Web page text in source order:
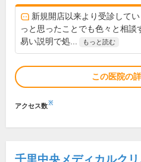
新規開店以来より受診して
っと思ったことでも色々と相談
易い説明で処...
もっと読む
この医院の
アクセス数※
千里中央メディカルク